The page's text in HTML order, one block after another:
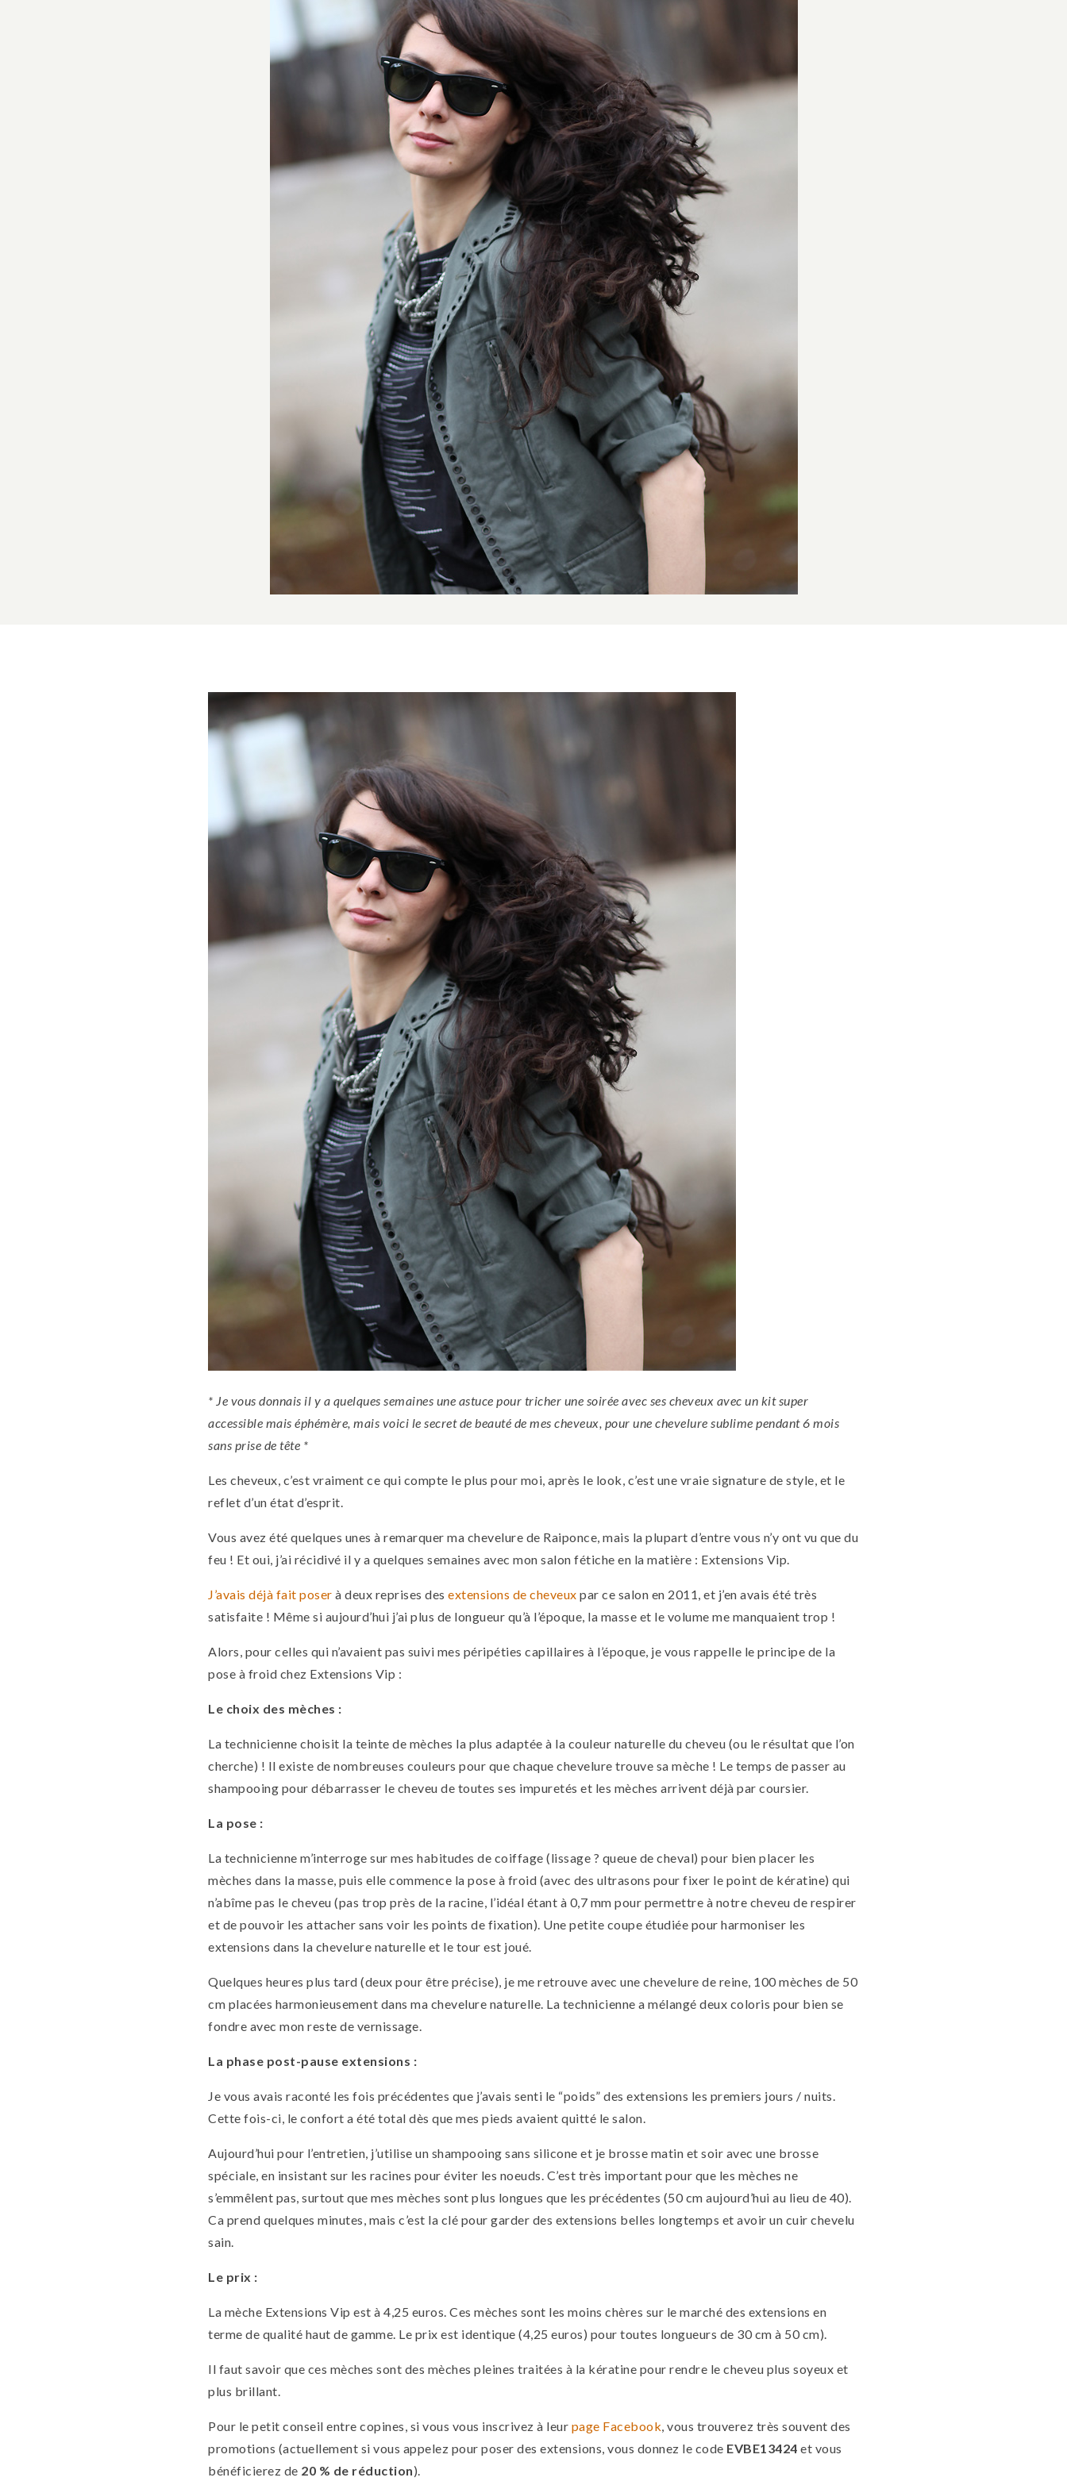
* Je vous donnais il y a quelques semaines une astuce pour tricher une soirée avec ses cheveux avec un kit super
accessible mais éphémère, mais voici le secret de beauté de mes cheveux, pour une chevelure sublime pendant 6 mois
sans prise de tête *
Les cheveux, c’est vraiment ce qui compte le plus pour moi, après le look, c’est une vraie signature de style, et le
reflet d’un état d’esprit.
Vous avez été quelques unes à remarquer ma chevelure de Raiponce, mais la plupart d’entre vous n’y ont vu que du
feu ! Et oui, j’ai récidivé il y a quelques semaines avec mon salon fétiche en la matière : Extensions Vip.
J’avais déjà fait poser à deux reprises des extensions de cheveux par ce salon en 2011, et j’en avais été très
satisfaite ! Même si aujourd’hui j’ai plus de longueur qu’à l’époque, la masse et le volume me manquaient trop !
Alors, pour celles qui n’avaient pas suivi mes péripéties capillaires à l’époque, je vous rappelle le principe de la
pose à froid chez Extensions Vip :
Le choix des mèches :
La technicienne choisit la teinte de mèches la plus adaptée à la couleur naturelle du cheveu (ou le résultat que l’on
cherche) ! Il existe de nombreuses couleurs pour que chaque chevelure trouve sa mèche ! Le temps de passer au
shampooing pour débarrasser le cheveu de toutes ses impuretés et les mèches arrivent déjà par coursier.
La pose :
La technicienne m’interroge sur mes habitudes de coiffage (lissage ? queue de cheval) pour bien placer les
mèches dans la masse, puis elle commence la pose à froid (avec des ultrasons pour fixer le point de kératine) qui
n’abîme pas le cheveu (pas trop près de la racine, l’idéal étant à 0,7 mm pour permettre à notre cheveu de respirer
et de pouvoir les attacher sans voir les points de fixation). Une petite coupe étudiée pour harmoniser les
extensions dans la chevelure naturelle et le tour est joué.
Quelques heures plus tard (deux pour être précise), je me retrouve avec une chevelure de reine, 100 mèches de 50
cm placées harmonieusement dans ma chevelure naturelle. La technicienne a mélangé deux coloris pour bien se
fondre avec mon reste de vernissage.
La phase post-pause extensions :
Je vous avais raconté les fois précédentes que j’avais senti le “poids” des extensions les premiers jours / nuits.
Cette fois-ci, le confort a été total dès que mes pieds avaient quitté le salon.
Aujourd’hui pour l’entretien, j’utilise un shampooing sans silicone et je brosse matin et soir avec une brosse
spéciale, en insistant sur les racines pour éviter les noeuds. C’est très important pour que les mèches ne
s’emmêlent pas, surtout que mes mèches sont plus longues que les précédentes (50 cm aujourd’hui au lieu de 40).
Ca prend quelques minutes, mais c’est la clé pour garder des extensions belles longtemps et avoir un cuir chevelu
sain.
Le prix :
La mèche Extensions Vip est à 4,25 euros. Ces mèches sont les moins chères sur le marché des extensions en
terme de qualité haut de gamme. Le prix est identique (4,25 euros) pour toutes longueurs de 30 cm à 50 cm).
Il faut savoir que ces mèches sont des mèches pleines traitées à la kératine pour rendre le cheveu plus soyeux et
plus brillant.
Pour le petit conseil entre copines, si vous vous inscrivez à leur page Facebook, vous trouverez très souvent des
promotions (actuellement si vous appelez pour poser des extensions, vous donnez le code EVBE13424 et vous
bénéficierez de 20 % de réduction).